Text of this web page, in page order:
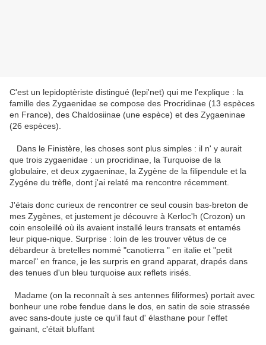
C'est un lepidoptèriste distingué (lepi'net) qui me l'explique : la
famille des Zygaenidae se compose des Procridinae (13 espèces
en France), des Chaldosiinae (une espèce) et des Zygaeninae
(26 espèces).
Dans le Finistère, les choses sont plus simples : il n' y aurait
que trois zygaenidae : un procridinae, la Turquoise de la
globulaire, et deux zygaeninae, la Zygène de la filipendule et la
Zygéne du trèfle, dont j'ai relaté ma rencontre récemment.
J'étais donc curieux de rencontrer ce seul cousin bas-breton de
mes Zygènes, et justement je découvre à Kerloc'h (Crozon) un
coin ensoleillé où ils avaient installé leurs transats et entamés
leur pique-nique. Surprise : loin de les trouver vêtus de ce
débardeur à bretelles nommé "canotierra " en italie et "petit
marcel" en france, je les surpris en grand apparat, drapés dans
des tenues d'un bleu turquoise aux reflets irisés.
Madame (on la reconnaît à ses antennes filiformes) portait avec
bonheur une robe fendue dans le dos, en satin de soie strassée
avec sans-doute juste ce qu'il faut d' élasthane pour l'effet
gainant, c'était bluffant